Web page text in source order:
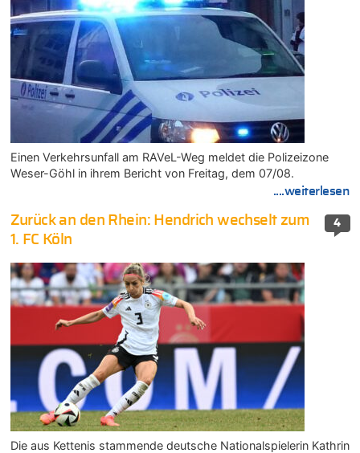
Einen Verkehrsunfall am RAVeL-Weg meldet die Polizeizone
Weser-Göhl in ihrem Bericht von Freitag, dem 07/08.
....weiterlesen
4
Zurück an den Rhein: Hendrich wechselt zum
1. FC Köln
Die aus Kettenis stammende deutsche Nationalspielerin Kathrin